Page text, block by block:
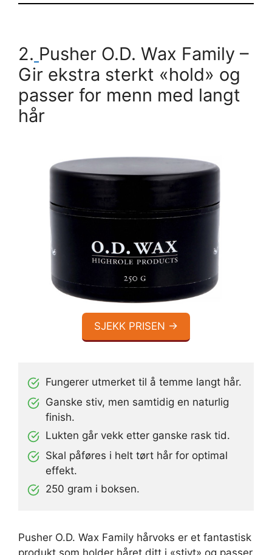
2. Pusher O.D. Wax Family –
Gir ekstra sterkt «hold» og
passer for menn med langt
hår
SJEKK PRISEN →
Fungerer utmerket til å temme langt hår.
Ganske stiv, men samtidig en naturlig
finish.
Lukten går vekk etter ganske rask tid.
Skal påføres i helt tørt hår for optimal
effekt.
250 gram i boksen.
Pusher O.D. Wax Family hårvoks er et fantastisk